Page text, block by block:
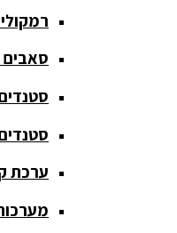
הקלטה
רמקולים
סאבים
סטנדים K&M
ערכת